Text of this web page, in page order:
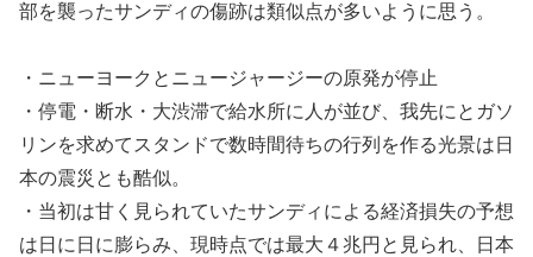
部を襲ったサンディの傷跡は類似点が多いように思う。
・ニューヨークとニュージャージーの原発が停止
・停電・断水・大渋滞で給水所に人が並び、我先にとガソ
リンを求めてスタンドで数時間待ちの行列を作る光景は日
本の震災とも酷似。
・当初は甘く見られていたサンディによる経済損失の予想
は日に日に膨らみ、現時点では最大４兆円と見られ、日本